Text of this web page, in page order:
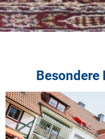
Besondere